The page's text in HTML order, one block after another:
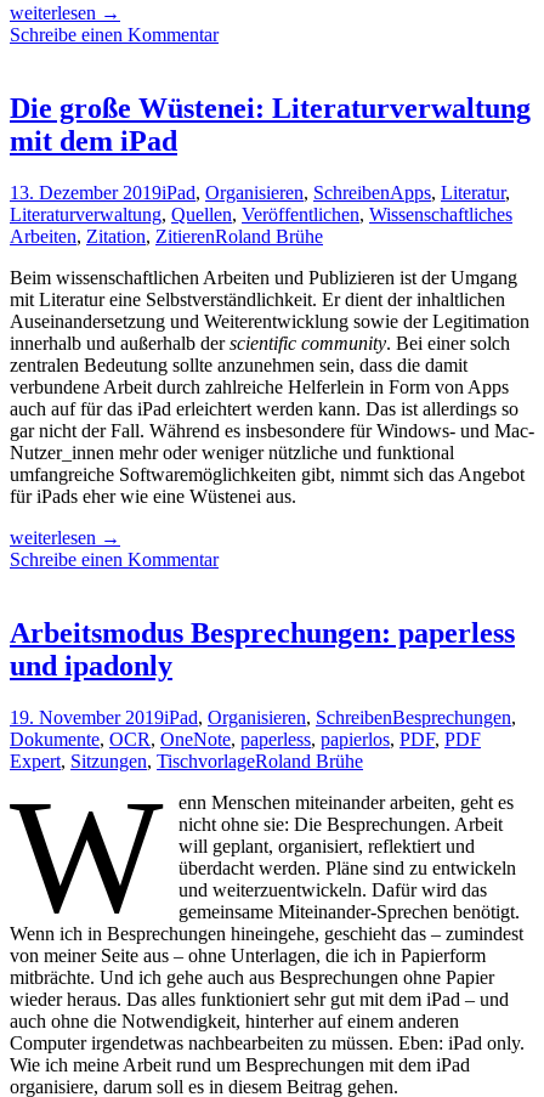
Mit
Apple
dem
iPad
arbeiten
weiterlesen →
Schreibe einen Kommentar
Die große Wüstenei: Literaturverwaltung
mit dem iPad
13. Dezember 2019iPad, Organisieren, SchreibenApps, Literatur,
Literaturverwaltung, Quellen, Veröffentlichen, Wissenschaftliches
Arbeiten, Zitation, ZitierenRoland Brühe
Beim wissenschaftlichen Arbeiten und Publizieren ist der Umgang
mit Literatur eine Selbstverständlichkeit. Er dient der inhaltlichen
Auseinandersetzung und Weiterentwicklung sowie der Legitimation
innerhalb und außerhalb derscientific community. Bei einer solch
zentralen Bedeutung sollte anzunehmen sein, dass die damit
verbundene Arbeit durch zahlreiche Helferlein in Form von Apps
auch auf für das iPad erleichtert werden kann. Das ist allerdings so
gar nicht der Fall. Während es insbesondere für Windows- und Mac-
Nutzer_innen mehr oder weniger nützliche und funktional
umfangreiche Softwaremöglichkeiten gibt, nimmt sich das Angebot
für iPads eher wie eine Wüstenei aus.
Die
große
mit
dem
iPad
weiterlesen →
Schreibe einen Kommentar
Arbeitsmodus Besprechungen: paperless
und ipadonly
19. November 2019iPad, Organisieren, SchreibenBesprechungen,
Dokumente, OCR, OneNote, paperless, papierlos, PDF, PDF
Expert, Sitzungen, TischvorlageRoland Brühe
W
enn Menschen miteinander arbeiten, geht es
nicht ohne sie: Die Besprechungen. Arbeit
will geplant, organisiert, reflektiert und
überdacht werden. Pläne sind zu entwickeln
und weiterzuentwickeln. Dafür wird das
gemeinsame Miteinander-Sprechen benötigt.
Wenn ich in Besprechungen hineingehe, geschieht das – zumindest
von meiner Seite aus – ohne Unterlagen, die ich in Papierform
mitbrächte. Und ich gehe auch aus Besprechungen ohne Papier
wieder heraus. Das alles funktioniert sehr gut mit dem iPad – und
auch ohne die Notwendigkeit, hinterher auf einem anderen
Computer irgendetwas nachbearbeiten zu müssen. Eben: iPad only.
Wie ich meine Arbeit rund um Besprechungen mit dem iPad
organisiere, darum soll es in diesem Beitrag gehen.